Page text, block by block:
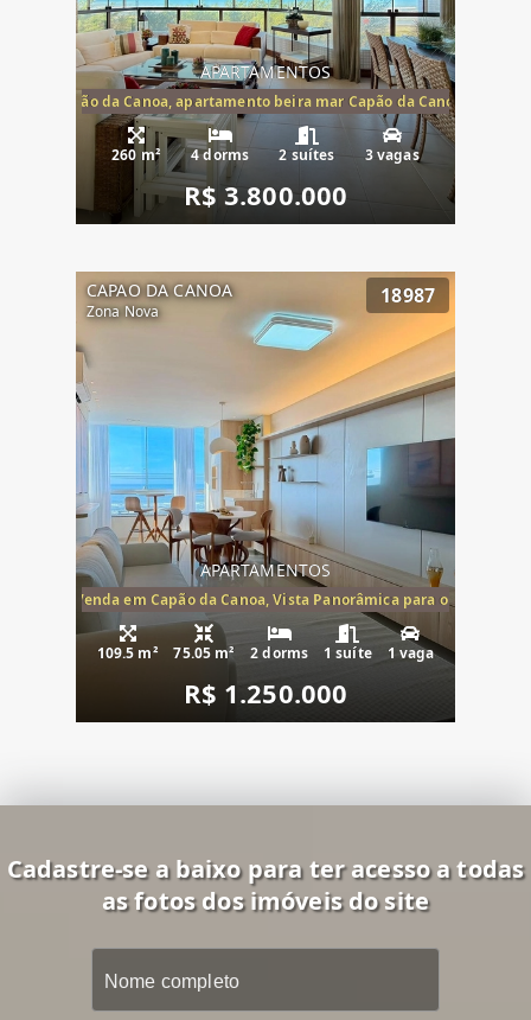
APARTAMENTOS
mar Capão da Canoa, apartamento beira mar Capão da Canoa,
260 m² 4 dorms 2 suítes 3 vagas
R$ 3.800.000
CAPAO DA CANOA
Zona Nova
18987
APARTAMENTOS
Mar à Venda em Capão da Canoa, Vista Panorâmica para o Mar, 2
109.5 m² 75.05 m² 2 dorms 1 suíte 1 vaga
R$ 1.250.000
Cadastre-se a baixo para ter acesso a todas
as fotos dos imóveis do site